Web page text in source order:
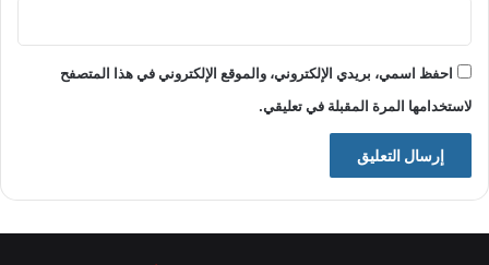
احفظ اسمي، بريدي الإلكتروني، والموقع الإلكتروني في هذا المتصفح
لاستخدامها المرة المقبلة في تعليقي.